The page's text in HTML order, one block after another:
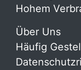
Hohem
Über Uns
Häufig